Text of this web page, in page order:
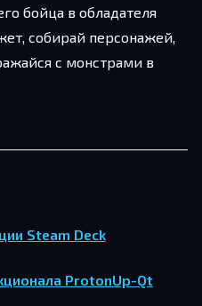
бойца в обладателя
собирай персонажей,
с монстрами в
Steam Deck
ProtonUp-Qt